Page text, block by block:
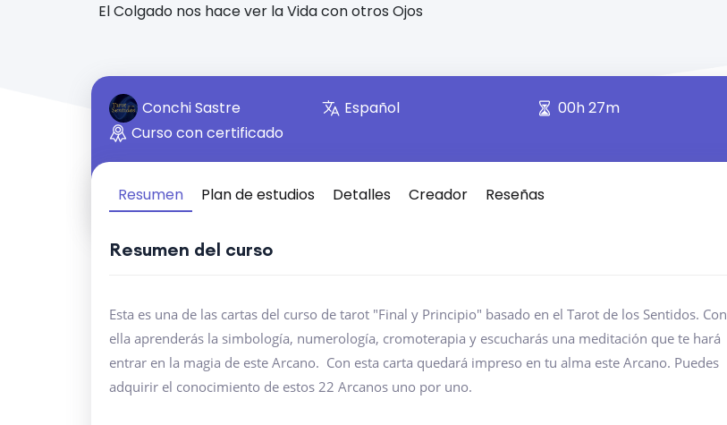
El Colgado nos hace ver la Vida con otros Ojos
Conchi Sastre Español
00h 27m
Curso con certificado
Resumen Plan de estudios Detalles Creador Reseñas
Resumen del curso
Esta es una de las cartas del curso de tarot "Final y Principio" basado en el Tarot de los Sentidos. Con
ella aprenderás la simbología, numerología, cromoterapia y escucharás una meditación que te hará
entrar en la magia de este Arcano. Con esta carta quedará impreso en tu alma este Arcano. Puedes
adquirir el conocimiento de estos 22 Arcanos uno por uno.